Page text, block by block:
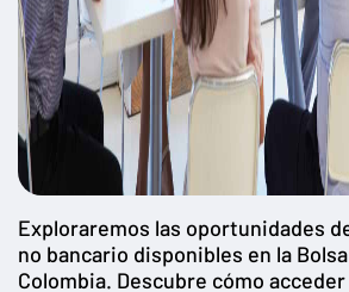
Exploraremos las oportunidades
no bancario disponibles en la
Colombia. Descubre cómo